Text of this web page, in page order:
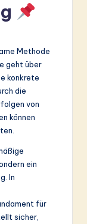
Methode
geht über
konkrete
die
von
können
ein
In
für
sicher,